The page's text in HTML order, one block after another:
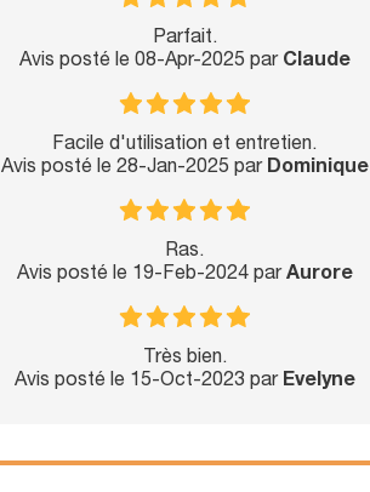
Parfait.
Avis posté le 08-Apr-2025 par Claude
Facile d'utilisation et entretien.
Avis posté le 28-Jan-2025 par Dominique
Ras.
Avis posté le 19-Feb-2024 parAurore
Très bien.
Avis posté le 15-Oct-2023 par Evelyne